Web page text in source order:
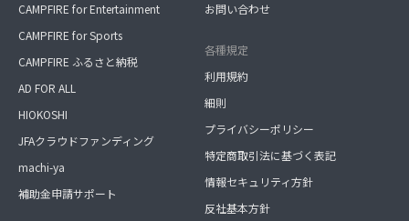
CAMPFIRE for Entertainment
CAMPFIRE for Sports
CAMPFIRE ふるさと納税
AD FOR ALL
HIOKOSHI
JFAクラウドファンディング
machi-ya
補助金申請サポート
お問い合わせ
各種規定
利用規約
細則
プライバシーポリシー
特定商取引法に基づく表記
情報セキュリティ方針
反社基本方針